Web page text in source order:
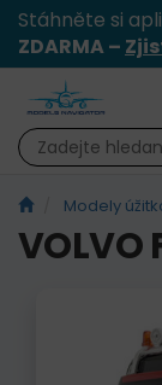
Stáhněte si
ZDARMA –
Modely
VOLVO